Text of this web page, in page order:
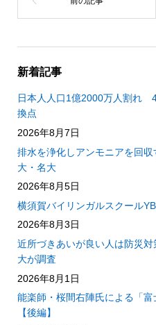
新着記事
日本人人口1億2000万人割れ
換点
2026年8月7日
排水を浄化しアンモニアを回
大・名大
2026年8月5日
横須賀バイリンガルスクール
2026年8月3日
近所づきあいが良い人は防災
大が調査
2026年8月1日
能楽師・桜間右陣氏による「
【後編】